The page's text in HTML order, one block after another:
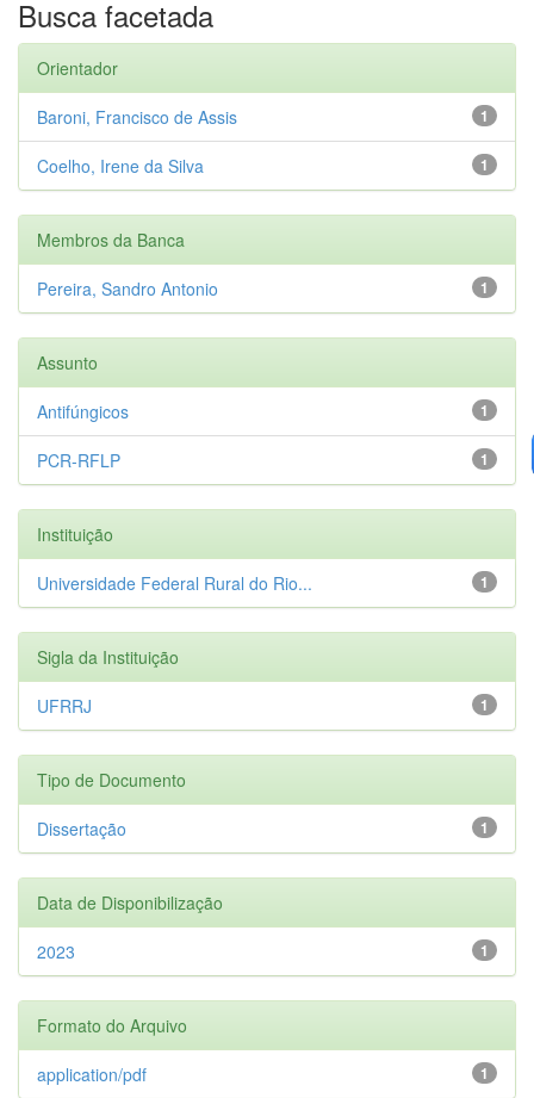
Busca facetada
Orientador
1
Baroni, Francisco de Assis
1
Coelho, Irene da Silva
Membros da Banca
1
Pereira, Sandro Antonio
Assunto
1
Antifúngicos
1
PCR-RFLP
Instituição
1
Universidade Federal Rural do Rio...
Sigla da Instituição
1
UFRRJ
Tipo de Documento
1
Dissertação
Data de Disponibilização
1
2023
Formato do Arquivo
1
application/pdf